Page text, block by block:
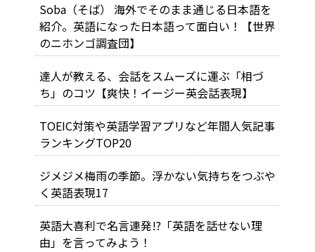
Soba（そば） 海外でそのまま通じる日本語を
紹介。英語になった日本語って面白い！【世界
のニホンゴ調査団】
達人が教える、会話をスムーズに運ぶ「相づ
ち」のコツ【爽快！イージー英会話表現】
TOEIC対策や英語学習アプリなど年間人気記事
ランキングTOP20
ジメジメ梅雨の季節。浮かない気持ちをつぶや
く英語表現17
英語大喜利で名言連発!?「英語を話せない理
由」を言ってみよう！